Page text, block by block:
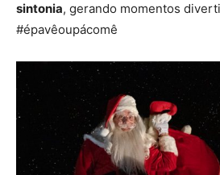
sintonia, gerando momentos
#épavêoupácomê